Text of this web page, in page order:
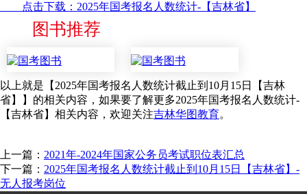
点击下载：2025年国考报名人数统计-【吉林省】
图书推荐
以上就是【2025年国考报名人数统计截止到10月15日【吉林
省】】的相关内容，如果要了解更多2025年国考报名人数统计-
【吉林省】相关内容，欢迎关注吉林华图教育。
上一篇： 2021年-2024年国家公务员考试职位表汇总
下一篇： 2025年国考报名人数统计截止到10月15日【吉林省】-
无人报考岗位